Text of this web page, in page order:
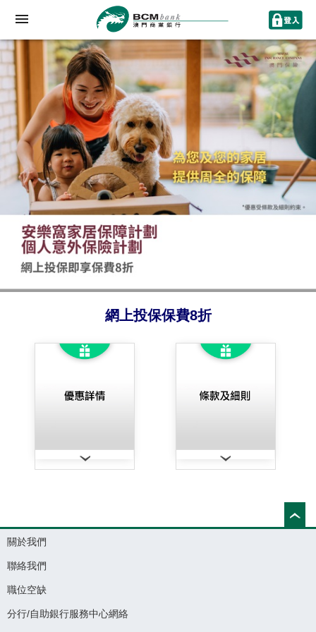
網上投保保費8折
關於我們
聯絡我們
職位空缺
分行/自助銀行服務中心網絡